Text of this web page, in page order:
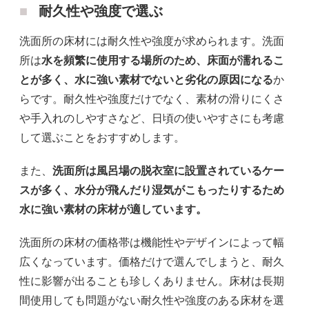
耐久性や強度で選ぶ
洗面所の床材には耐久性や強度が求められます。洗面
所は水を頻繁に使用する場所のため、床面が濡れるこ
とが多く、水に強い素材でないと劣化の原因になるか
らです。耐久性や強度だけでなく、素材の滑りにくさ
や手入れのしやすさなど、日頃の使いやすさにも考慮
して選ぶことをおすすめします。
また、 洗面所は風呂場の脱衣室に設置されているケー
スが多く、水分が飛んだり湿気がこもったりするため
水に強い素材の床材が適しています。
洗面所の床材の価格帯は機能性やデザインによって幅
広くなっています。価格だけで選んでしまうと、耐久
性に影響が出ることも珍しくありません。床材は長期
間使用しても問題がない耐久性や強度のある床材を選